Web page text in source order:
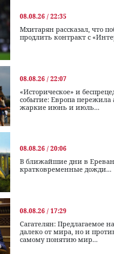
08.08.26 / 22:35
Мхитарян рассказал, что
продлить контракт с
08.08.26 / 22:07
«Историческое» и
событие: Европа пережила
жаркие июнь и июль...
08.08.26 / 20:06
В ближайшие дни в
кратковременные дожди...
08.08.26 / 17:29
Сагателян: Предлагаемое
далеко от мира, но и
самому понятию мир...